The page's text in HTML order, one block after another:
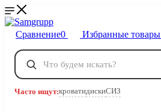
Сравнение0 Избранные товары
Телефоны
8 800 222-40-09
Часто ищут:кроватидискиСИЗ